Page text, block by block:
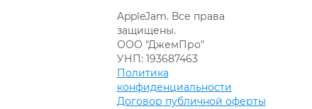
AppleJam. Все права
защищены.
ООО "ДжемПро"
УНП: 193687463
Политика
конфиденциальности
Договор публичной оферты